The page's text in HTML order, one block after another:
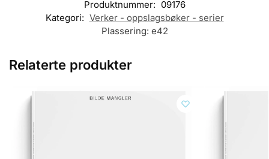
Produktnummer: 09176
Kategori: Verker - oppslagsbøker - serier
Plassering: e42
Relaterte produkter